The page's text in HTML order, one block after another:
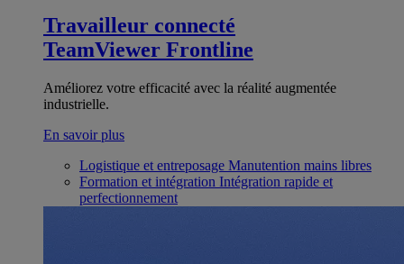
Travailleur connecté
TeamViewer Frontline
Améliorez votre efficacité avec la réalité augmentée
industrielle.
En savoir plus
Logistique et entreposage Manutention mains libres
Formation et intégration Intégration rapide et
perfectionnement